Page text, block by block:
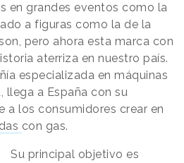
en grandes eventos como la
a figuras como la de la
pero ahora esta marca con
aterriza en nuestro país.
especializada en máquinas
llega a España con su
a los consumidores crear en
con gas.
Su principal objetivo es